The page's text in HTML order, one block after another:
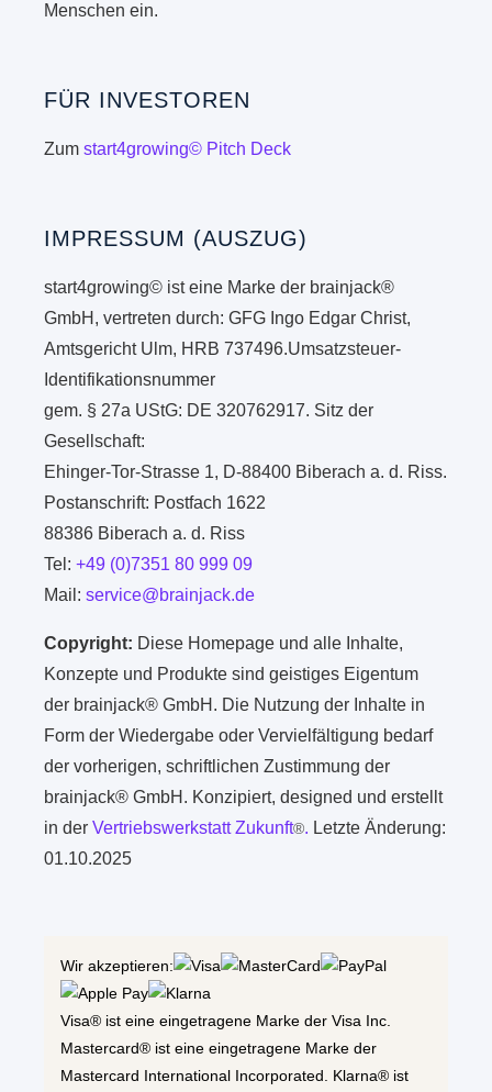
Menschen ein.
FÜR INVESTOREN
Zumstart4growing© Pitch Deck
IMPRESSUM (AUSZUG)
start4growing© ist eine Marke der brainjack®
GmbH, vertreten durch: GFG Ingo Edgar Christ,
Amtsgericht Ulm, HRB 737496.Umsatzsteuer-
Identifikationsnummer
gem. § 27a UStG: DE 320762917. Sitz der
Gesellschaft:
Ehinger-Tor-Strasse 1, D-88400 Biberach a. d. Riss.
Postanschrift: Postfach 1622
88386 Biberach a. d. Riss
Tel:+49 (0)7351 80 999 09
Mail:service@brainjack.de
Copyright: Diese Homepage und alle Inhalte,
Konzepte und Produkte sind geistiges Eigentum
der brainjack® GmbH. Die Nutzung der Inhalte in
Form der Wiedergabe oder Vervielfältigung bedarf
der vorherigen, schriftlichen Zustimmung der
brainjack® GmbH. Konzipiert, designed und erstellt
in derVertriebswerkstatt Zukunft®. Letzte Änderung:
01.10.2025
Wir akzeptieren:
Visa® ist eine eingetragene Marke der Visa Inc.
Mastercard® ist eine eingetragene Marke der
Mastercard International Incorporated. Klarna® ist